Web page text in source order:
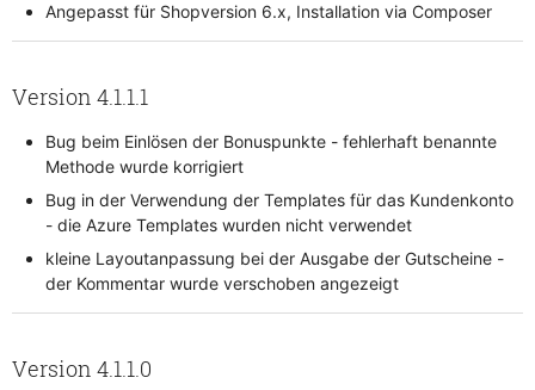
Angepasst für Shopversion 6.x, Installation via Composer
Version 4.1.1.1
Bug beim Einlösen der Bonuspunkte - fehlerhaft benannte
Methode wurde korrigiert
Bug in der Verwendung der Templates für das Kundenkonto
- die Azure Templates wurden nicht verwendet
kleine Layoutanpassung bei der Ausgabe der Gutscheine -
der Kommentar wurde verschoben angezeigt
Version 4.1.1.0